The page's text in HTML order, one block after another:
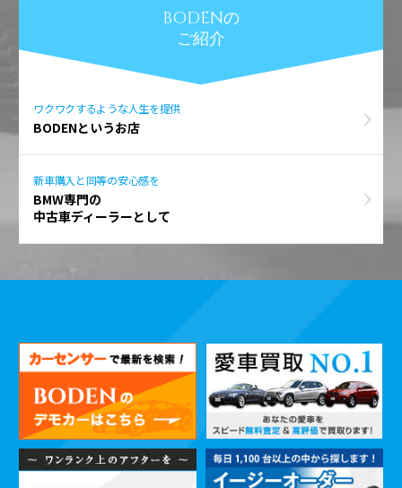
BODENの
ご紹介
ワクワクするような人生を提供
BODENというお店
新車購入と同等の安心感を
BMW専門の
中古車ディーラーとして